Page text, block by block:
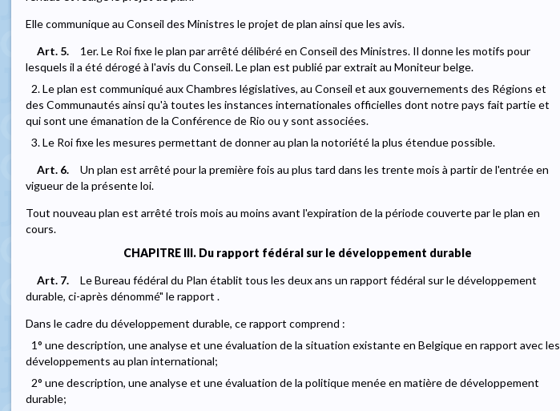
Elle communique au Conseil des Ministres le projet de plan ainsi que les avis.
Art. 5.
1er. Le Roi fixe le plan par arrêté délibéré en Conseil des Ministres. Il donne les motifs pour
lesquels il a été dérogé à l'avis du Conseil. Le plan est publié par extrait au Moniteur belge.
2. Le plan est communiqué aux Chambres législatives, au Conseil et aux gouvernements des Régions et
des Communautés ainsi qu'à toutes les instances internationales officielles dont notre pays fait partie et
qui sont une émanation de la Conférence de Rio ou y sont associées.
3. Le Roi fixe les mesures permettant de donner au plan la notoriété la plus étendue possible.
Art. 6.
Un plan est arrêté pour la première fois au plus tard dans les trente mois à partir de l'entrée en
vigueur de la présente loi.
Tout nouveau plan est arrêté trois mois au moins avant l'expiration de la période couverte par le plan en
cours.
CHAPITRE III. Du rapport fédéral sur le développement durable
Art. 7.
Le Bureau fédéral du Plan établit tous les deux ans un rapport fédéral sur le développement
durable, ci-après dénommé" le rapport .
Dans le cadre du développement durable, ce rapport comprend :
1° une description, une analyse et une évaluation de la situation existante en Belgique en rapport avec les
développements au plan international;
2° une description, une analyse et une évaluation de la politique menée en matière de développement
durable;